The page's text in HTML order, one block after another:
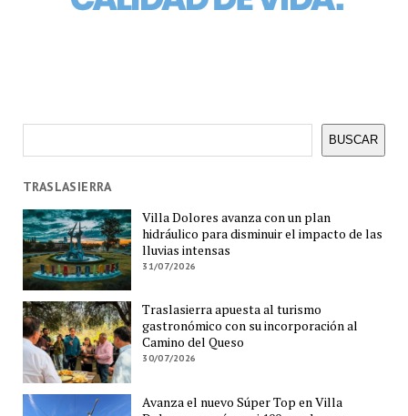
BUSCAR
TRASLASIERRA
Villa Dolores avanza con un plan
hidráulico para disminuir el impacto de las
lluvias intensas
31/07/2026
Traslasierra apuesta al turismo
gastronómico con su incorporación al
Camino del Queso
30/07/2026
Avanza el nuevo Súper Top en Villa